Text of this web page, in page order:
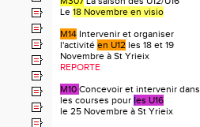
Le 18 Novembre en visio
M14 Intervenir et organiser
l'activité en U12 les 18 et 19
Novembre à St Yrieix
REPORTE
M10 Concevoir et intervenir dans
les courses pour les U16
le 25 Novembre à St Yrieix